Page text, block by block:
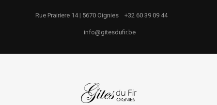
Rue Prairiere 14 | 5670 Oignies +32 60 39 09 44
info@gitesdufir.be